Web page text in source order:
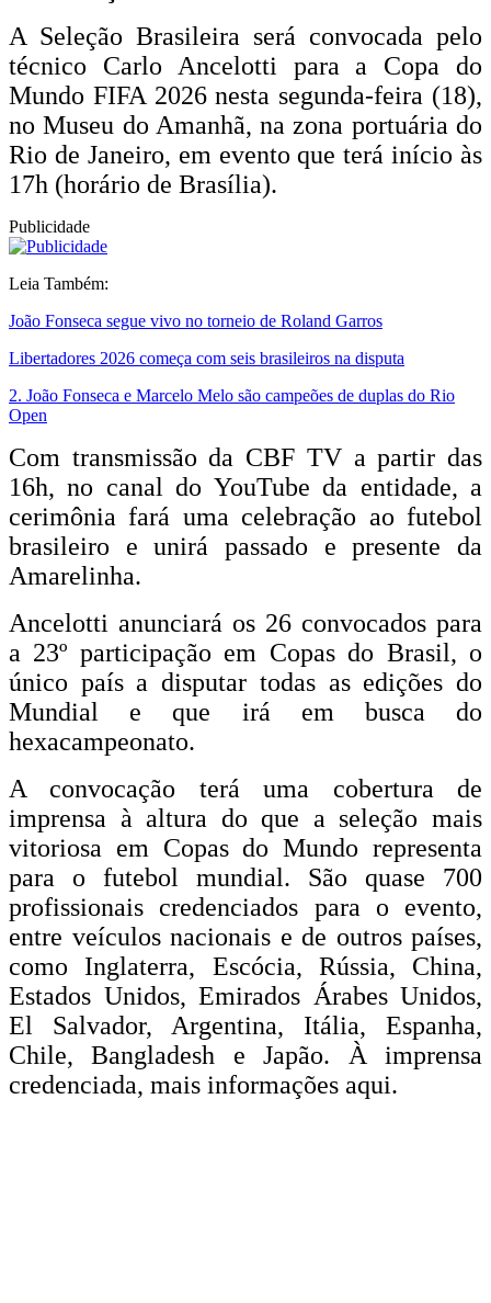
A Seleção Brasileira será convocada pelo
técnico Carlo Ancelotti para a Copa do
Mundo FIFA 2026 nesta segunda-feira (18),
no Museu do Amanhã, na zona portuária do
Rio de Janeiro, em evento que terá início às
17h (horário de Brasília).
Publicidade
Leia Também:
João Fonseca segue vivo no torneio de Roland Garros
Libertadores 2026 começa com seis brasileiros na disputa
2. João Fonseca e Marcelo Melo são campeões de duplas do Rio
Open
Com transmissão da CBF TV a partir das
16h, no canal do YouTube da entidade, a
cerimônia fará uma celebração ao futebol
brasileiro e unirá passado e presente da
Amarelinha.
Ancelotti anunciará os 26 convocados para
a 23º participação em Copas do Brasil, o
único país a disputar todas as edições do
Mundial e que irá em busca do
hexacampeonato.
A convocação terá uma cobertura de
imprensa à altura do que a seleção mais
vitoriosa em Copas do Mundo representa
para o futebol mundial. São quase 700
profissionais credenciados para o evento,
entre veículos nacionais e de outros países,
como Inglaterra, Escócia, Rússia, China,
Estados Unidos, Emirados Árabes Unidos,
El Salvador, Argentina, Itália, Espanha,
Chile, Bangladesh e Japão. À imprensa
credenciada, mais informações aqui.